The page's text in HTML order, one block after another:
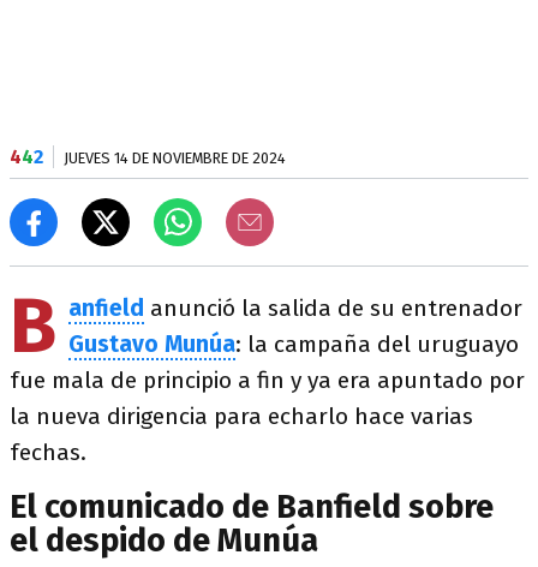
442 JUEVES 14 DE NOVIEMBRE DE 2024
B anfield anunció la salida de su entrenador
Gustavo Munúa: la campaña del uruguayo
fue mala de principio a fin y ya era apuntado por
la nueva dirigencia para echarlo hace varias
fechas.
El comunicado de Banfield sobre
el despido de Munúa